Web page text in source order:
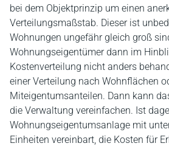
bei dem Objektprinzip um einen
Verteilungsmaßstab. Dieser ist
Wohnungen ungefähr gleich groß
Wohnungseigentümer dann im
Kostenverteilung nicht anders
einer Verteilung nach Wohnflächen
Miteigentumsanteilen. Dann kann
die Verwaltung vereinfachen. Ist
Wohnungseigentumsanlage mit
Einheiten vereinbart, die Kosten für